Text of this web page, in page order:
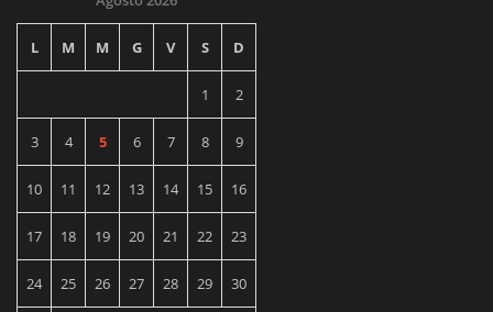
L M M G V S D
1 2
3 4 5 6 7 8 9
10 11 12 13 14 15 16
17 18 19 20 21 22 23
24 25 26 27 28 29 30